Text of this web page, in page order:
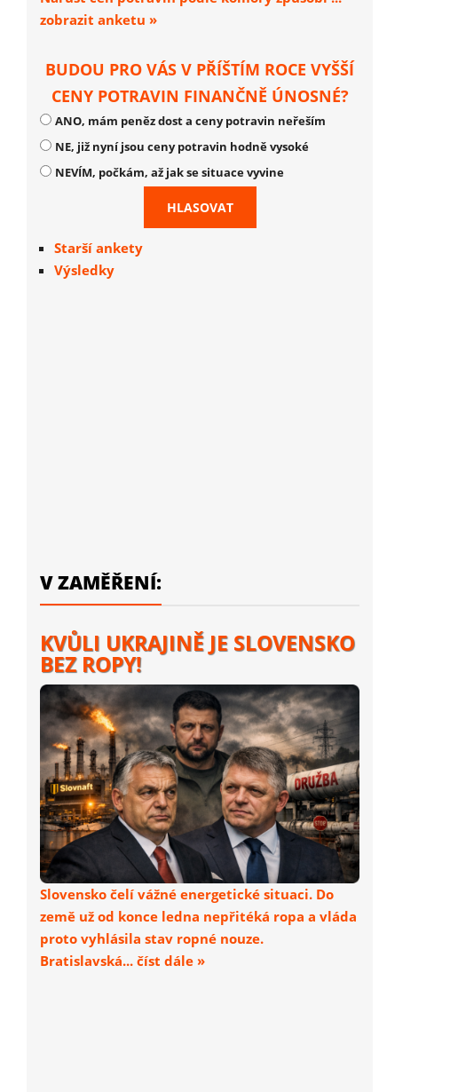
zobrazit anketu »
BUDOU PRO VÁS V PŘÍŠTÍM ROCE VYŠŠÍ
CENY POTRAVIN FINANČNĚ ÚNOSNÉ?
ANO, mám peněz dost a ceny potravin neřeším
NE, již nyní jsou ceny potravin hodně vysoké
NEVÍM, počkám, až jak se situace vyvine
Starší ankety
Výsledky
V ZAMĚŘENÍ:
KVŮLI UKRAJINĚ JE SLOVENSKO
BEZ ROPY!
Slovensko čelí vážné energetické situaci. Do
země už od konce ledna nepřitéká ropa a vláda
proto vyhlásila stav ropné nouze.
Bratislavská... číst dále »